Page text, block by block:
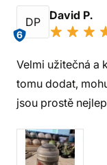
DP
6
David P.
Velmi užitečná a
tomu dodat,
jsou prostě